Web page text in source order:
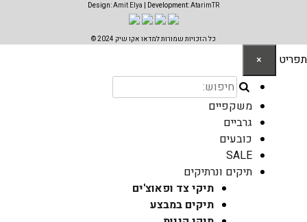
Design:Amit Elya | Development:AtarimTR
כל הזכויות שמורות למדאו אקו שיק 2024 ©
תפריט ×
משקפיים
גרביים
כובעים
SALE
תיקים ונרתיקים
תיקי צד ופאוצ'ים
תיקים במבצע